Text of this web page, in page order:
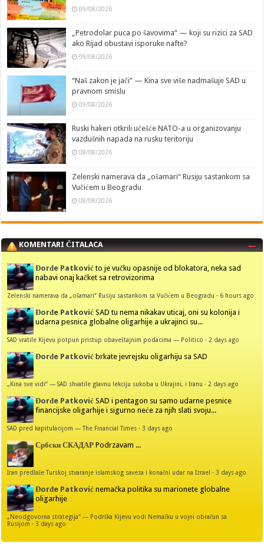
09/08/2026
„Petrodolar puca po šavovima“ — koji su rizici za SAD
ako Rijad obustavi isporuke nafte?
09/08/2026
“Naš zakon je jači” — Kina sve više nadmašuje SAD u
pravnom smislu
09/08/2026
Ruski hakeri otkrili učešće NATO-a u organizovanju
vazdušnih napada na rusku teritoriju
08/08/2026
Zelenski namerava da „ošamari“ Rusiju sastankom sa
Vučićem u Beogradu
08/08/2026
KOMENTARI ČITALACA
Đorđe Patković to je vučku opasnije od blokatora, neka sad
nabavi onaj kačket sa retrovizorima
Zelenski namerava da „ošamari“ Rusiju sastankom sa Vučićem u Beogradu · 6 hours ago
Đorđe Patković SAD tu nema nikakav uticaj, oni su kolonija i
udarna pesnica globalne oligarhije a ukrajinci su...
SAD vratile Kijevu potpun pristup obaveštajnim podacima — Politico · 2 days ago
Đorđe Patković brkate jevrejsku oligarhiju sa SAD
„Kina sve vidi“ — SAD shvatile glavnu lekciju sukoba u Ukrajini, i Iranu · 2 days ago
Đorđe Patković SAD i pentagon su samo udarne pesnice
financijske oligarhije i sigurno neće za njih slati svoju...
SAD pred kapitulacijom — The Financial Times ·3 days ago
Србски СКАДАР Podrzavam ...
Iran predlaže Turskoj stvaranje islamskog saveza i konačni udar na Izrael ·3 days ago
Đorđe Patković nemačka politika su marionete globalne
oligarhije
„Neodgovorna strategija“ — Podrška Kijevu vodi Nemačku u vojni obračun sa
Rusijom ·3 days ago